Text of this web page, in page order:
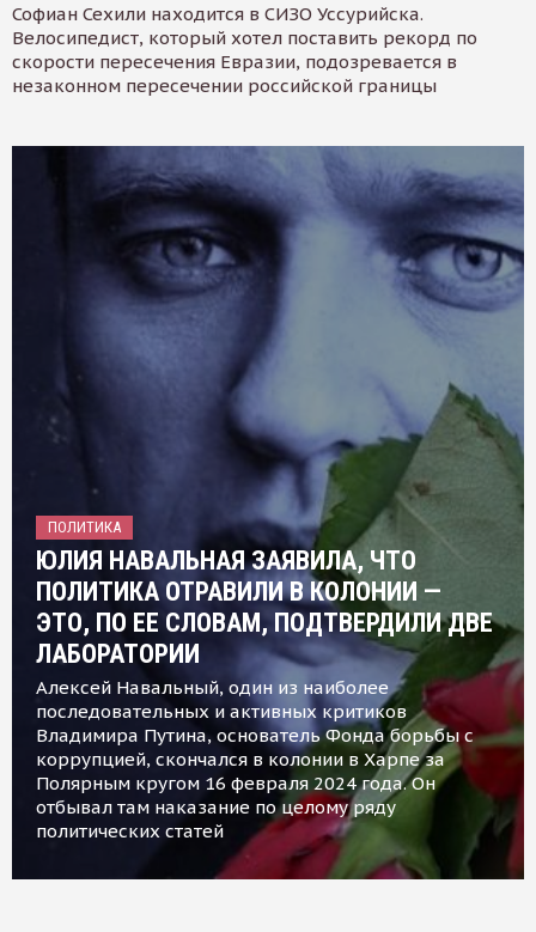
Софиан Сехили находится в СИЗО Уссурийска.
Велосипедист, который хотел поставить рекорд по
скорости пересечения Евразии, подозревается в
незаконном пересечении российской границы
ПОЛИТИКА
ЮЛИЯ НАВАЛЬНАЯ ЗАЯВИЛА, ЧТО
ПОЛИТИКА ОТРАВИЛИ В КОЛОНИИ —
ЭТО, ПО ЕЕ СЛОВАМ, ПОДТВЕРДИЛИ ДВЕ
ЛАБОРАТОРИИ
Алексей Навальный, один из наиболее
последовательных и активных критиков
Владимира Путина, основатель Фонда борьбы с
коррупцией, скончался в колонии в Харпе за
Полярным кругом 16 февраля 2024 года. Он
отбывал там наказание по целому ряду
политических статей